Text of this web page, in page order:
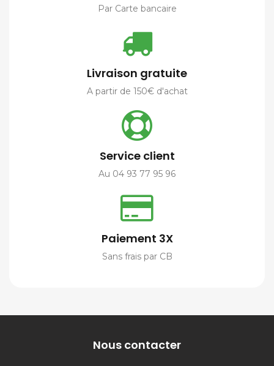
Par Carte bancaire
Livraison gratuite
A partir de 150€ d'achat
Service client
Au 04 93 77 95 96
Paiement 3X
Sans frais par CB
Nous contacter